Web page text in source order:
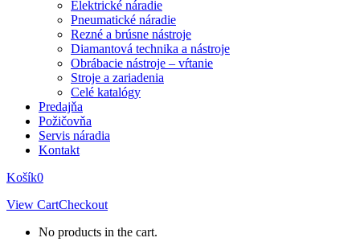
Elektrické náradie
Pneumatické náradie
Rezné a brúsne nástroje
Diamantová technika a nástroje
Obrábacie nástroje – vŕtanie
Stroje a zariadenia
Celé katalógy
Predajňa
Požičovňa
Servis náradia
Kontakt
Košík0
View CartCheckout
No products in the cart.